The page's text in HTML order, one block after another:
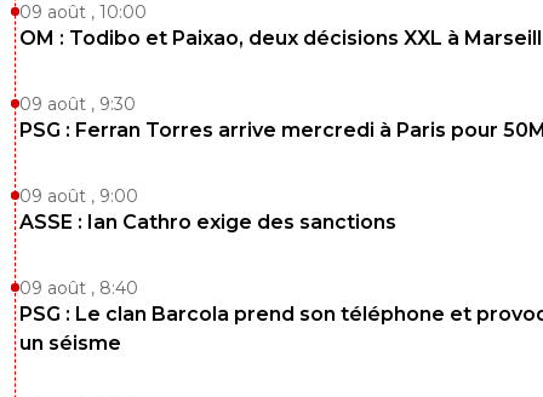
09 août , 10:00
OM : Todibo et Paixao, deux décisions XXL à
09 août , 9:30
PSG : Ferran Torres arrive mercredi à Paris pour
09 août , 9:00
ASSE : Ian Cathro exige des sanctions
09 août , 8:40
PSG : Le clan Barcola prend son téléphone et
un séisme